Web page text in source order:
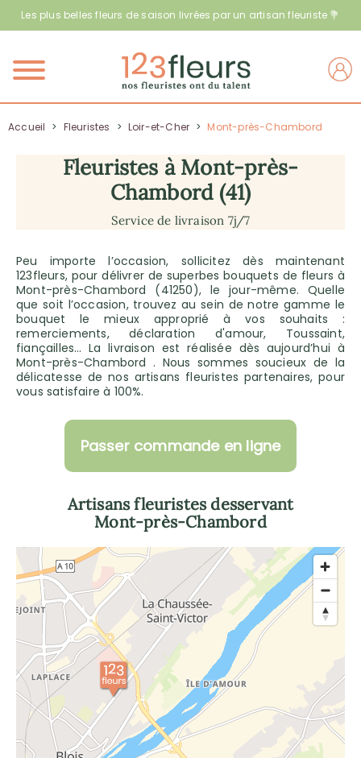
Les plus belles fleurs de saison livrées par un artisan fleuriste 💐
Menu
Accueil > Fleuristes > Loir-et-Cher > Mont-près-Chambord
Fleuristes à Mont-près-
Chambord (41)
Service de livraison 7j/7
Peu importe l’occasion, sollicitez dès maintenant
123fleurs, pour délivrer de superbes bouquets de fleurs à
Mont-près-Chambord (41250), le jour-même. Quelle
que soit l’occasion, trouvez au sein de notre gamme le
bouquet le mieux approprié à vos souhaits :
remerciements, déclaration d'amour, Toussaint,
fiançailles… La livraison est réalisée dès aujourd’hui à
Mont-près-Chambord . Nous sommes soucieux de la
délicatesse de nos artisans fleuristes partenaires, pour
vous satisfaire à 100%.
Passer commande en ligne
Artisans fleuristes desservant
Mont-près-Chambord